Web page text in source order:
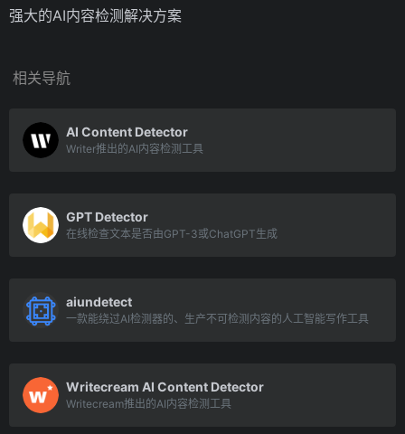
强大的AI内容检测解决方案
相关导航
AI Content Detector
Writer推出的AI内容检测工具
GPT Detector
在线检查文本是否由GPT-3或ChatGPT生成
aiundetect
一款能绕过AI检测器的、生产不可检测内容的人工智能写作工具
Writecream AI Content Detector
Writecream推出的AI内容检测工具